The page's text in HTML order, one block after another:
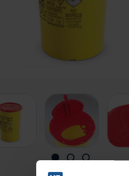
Branches
Ziekenhuizen en klinieken